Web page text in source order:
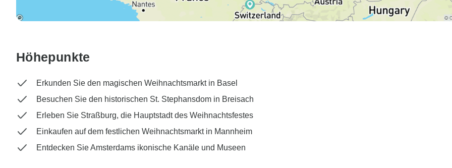
Höhepunkte
Erkunden Sie den magischen Weihnachtsmarkt in Basel
Besuchen Sie den historischen St. Stephansdom in Breisach
Erleben Sie Straßburg, die Hauptstadt des Weihnachtsfestes
Einkaufen auf dem festlichen Weihnachtsmarkt in Mannheim
Entdecken Sie Amsterdams ikonische Kanäle und Museen